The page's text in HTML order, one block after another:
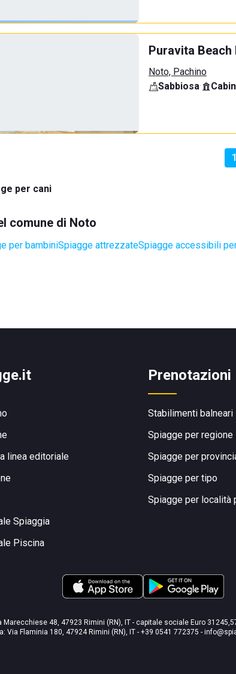
Puravita Beach
Noto, Pachino
Sabbiosa·
1
per cani
comune di Noto
per bambiniSpiagge attrezzateSpiagge accessibili
linea editoriale
Spiaggia
Piscina
Prenotazioni
Stabilimenti balneari
Spiagge per regione
Spiagge per
Spiagge per tipo
Spiagge per località
Marecchiese 48, 47923 Rimini (RN), IT - capitale sociale Euro
Via Flaminia 180, 47924 Rimini (RN), IT - +39 0541 772375 -